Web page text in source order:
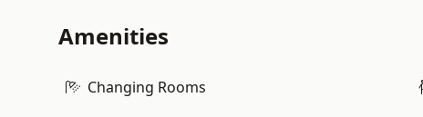
Amenities
Changing Rooms